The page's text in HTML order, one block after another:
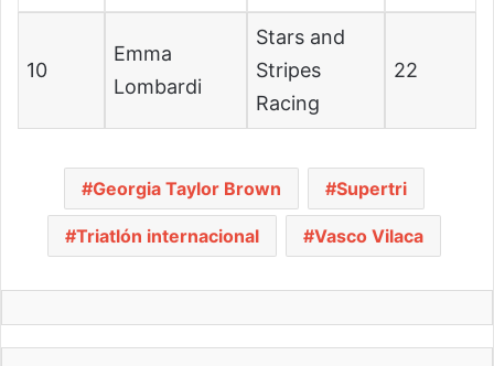
10
Emma
Lombardi
Stars and
Stripes
Racing
22
Georgia Taylor Brown Supertri
Triatlón internacional Vasco Vilaca